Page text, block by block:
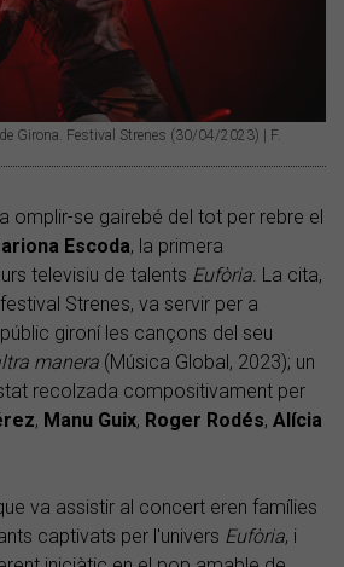
Girona. Festival Strenes (30/04/2023) | F.
omplir-se gairebé del tot per rebre el
Escoda, la primera
televisiu de talents Eufòria. La cita,
Strenes, va servir per a
gironí les cançons del seu
manera (Música Global, 2023); un
recolzada compositivament per
, Manu Guix, Roger Rodés, Alícia
va assistir al concert eren famílies
captivats per l'univers Eufòria, i